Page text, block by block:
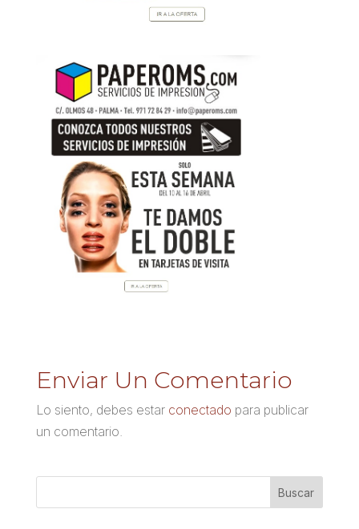
Enviar Un Comentario
Lo siento, debes estar conectado para publicar
un comentario.